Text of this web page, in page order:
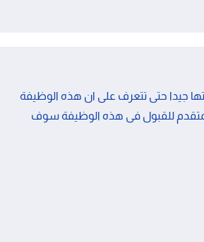
جيدا حتى تتعرف على ان هذه الوظيفة
للقبول فى هذه الوظيفة سوف